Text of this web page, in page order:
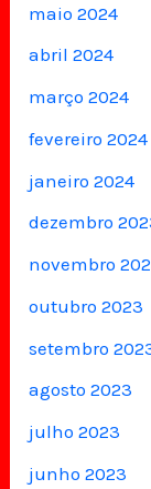
maio 2024
abril 2024
março 2024
fevereiro 2024
janeiro 2024
dezembro
novembro
outubro 2023
setembro
agosto 2023
julho 2023
junho 2023